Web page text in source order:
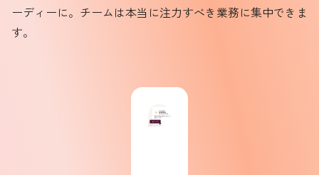
ーディーに。チームは本当に注力すべき業務に集中できま
す。